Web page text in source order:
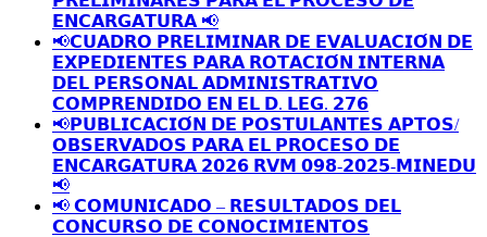
𝗘𝗡𝗖𝗔𝗥𝗚𝗔𝗧𝗨𝗥𝗔 📢
📢𝗖𝗨𝗔𝗗𝗥𝗢 𝗣𝗥𝗘𝗟𝗜𝗠𝗜𝗡𝗔𝗥 𝗗𝗘 𝗘𝗩𝗔𝗟𝗨𝗔𝗖𝗜𝗢́𝗡 𝗗𝗘
𝗘𝗫𝗣𝗘𝗗𝗜𝗘𝗡𝗧𝗘𝗦 𝗣𝗔𝗥𝗔 𝗥𝗢𝗧𝗔𝗖𝗜𝗢́𝗡 𝗜𝗡𝗧𝗘𝗥𝗡𝗔
𝗗𝗘𝗟 𝗣𝗘𝗥𝗦𝗢𝗡𝗔𝗟 𝗔𝗗𝗠𝗜𝗡𝗜𝗦𝗧𝗥𝗔𝗧𝗜𝗩𝗢
𝗖𝗢𝗠𝗣𝗥𝗘𝗡𝗗𝗜𝗗𝗢 𝗘𝗡 𝗘𝗟 𝗗. 𝗟𝗘𝗚. 𝟮𝟳𝟲
📢𝗣𝗨𝗕𝗟𝗜𝗖𝗔𝗖𝗜𝗢́𝗡 𝗗𝗘 𝗣𝗢𝗦𝗧𝗨𝗟𝗔𝗡𝗧𝗘𝗦 𝗔𝗣𝗧𝗢𝗦/
𝗢𝗕𝗦𝗘𝗥𝗩𝗔𝗗𝗢𝗦 𝗣𝗔𝗥𝗔 𝗘𝗟 𝗣𝗥𝗢𝗖𝗘𝗦𝗢 𝗗𝗘
𝗘𝗡𝗖𝗔𝗥𝗚𝗔𝗧𝗨𝗥𝗔 𝟮𝟬𝟮𝟲 𝗥𝗩𝗠 𝟬𝟵𝟴-𝟮𝟬𝟮𝟱-𝗠𝗜𝗡𝗘𝗗𝗨
📢
📢 𝗖𝗢𝗠𝗨𝗡𝗜𝗖𝗔𝗗𝗢 – 𝗥𝗘𝗦𝗨𝗟𝗧𝗔𝗗𝗢𝗦 𝗗𝗘𝗟
𝗖𝗢𝗡𝗖𝗨𝗥𝗦𝗢 𝗗𝗘 𝗖𝗢𝗡𝗢𝗖𝗜𝗠𝗜𝗘𝗡𝗧𝗢𝗦